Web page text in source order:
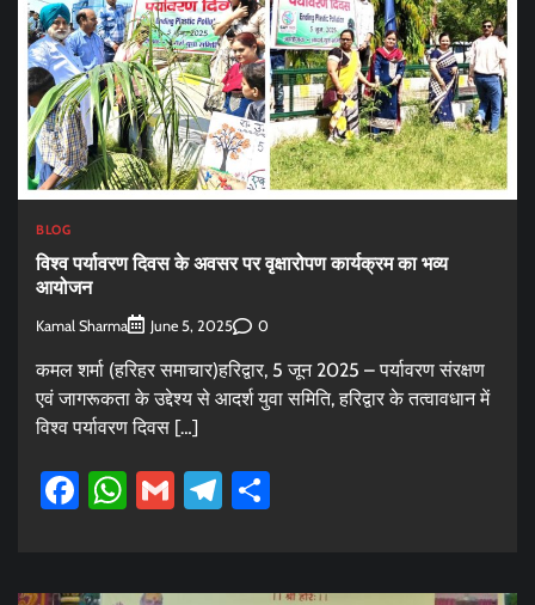
BLOG
विश्व पर्यावरण दिवस के अवसर पर वृक्षारोपण कार्यक्रम का भव्य
आयोजन
Kamal Sharma June 5, 2025 0
कमल शर्मा (हरिहर समाचार)हरिद्वार, 5 जून 2025 – पर्यावरण संरक्षण
एवं जागरूकता के उद्देश्य से आदर्श युवा समिति, हरिद्वार के तत्वावधान में
विश्व पर्यावरण दिवस […]
Facebook
WhatsApp
GmailTelegram